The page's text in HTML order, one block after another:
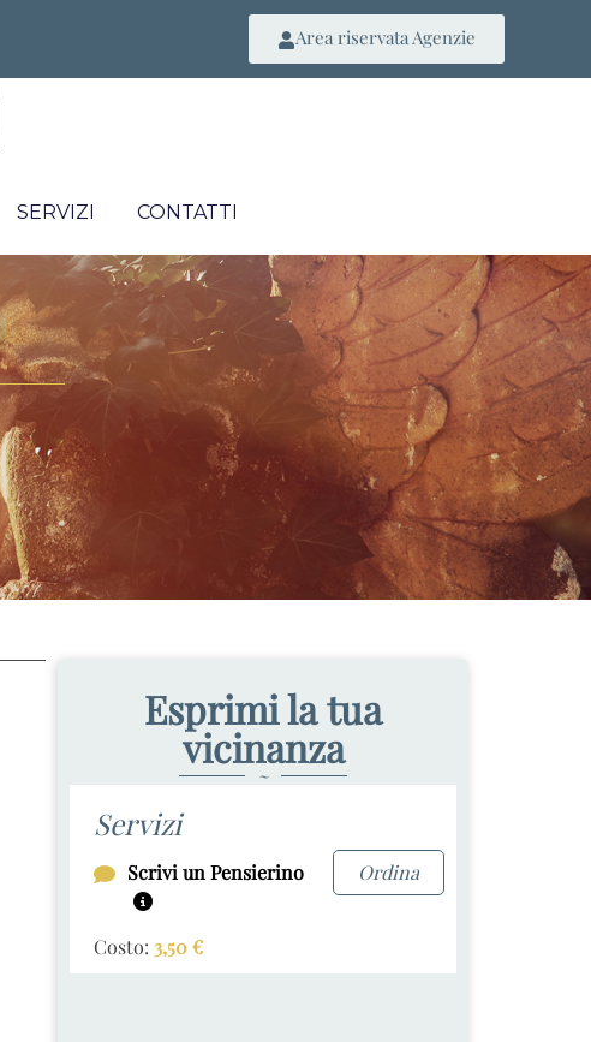
Area riservata Agenzie
SERVIZI CONTATTI
Esprimi la tua
vicinanza
~
Servizi
Scrivi un Pensierino Ordina
Costo: 3,50€